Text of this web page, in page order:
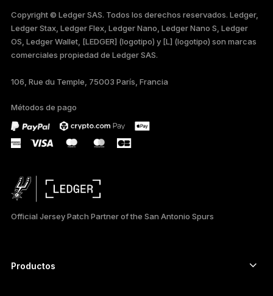
FRANÇAIS
TÜRKÇE
DEUTSCH
PORTUGUÊS
РУССКИЙ
日本語
Copyright © Ledger SAS. Todos los derechos reservados. Ledger,
Ledger Stax, Ledger Flex, Ledger Nano, Ledger Nano S, Ledger
OS, Ledger Wallet, [LEDGER] (logotipo) y [L] (logotipo) son marcas
comerciales propiedad de Ledger SAS.
106, Rue du Temple, 75003 París, Francia
Métodos de pago
Official Jersey Patch Partner of the San Antonio Spurs
Productos